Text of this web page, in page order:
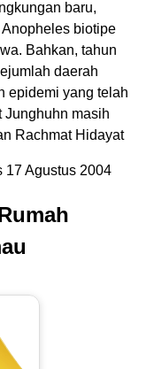
baru,
biotipe
Bahkan, tahun
daerah
epidemi yang telah
Junghuhn masih
Rachmat Hidayat
17 Agustus 2004